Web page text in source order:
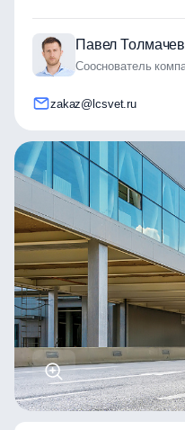
Павел Толмачев
Сооснователь
zakaz@lcsvet.ru